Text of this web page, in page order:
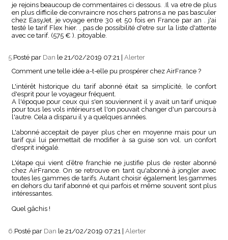
je rejoins beaucoup de commentaires ci dessous. .Il va etre de plus
en plus difficile de convraincre nos chers patrons a ne pas basculer
chez EasyJet. je voyage entre 30 et 50 fois en France par an . j'ai
testé le tarif Flex hier. , pas de possibilité d'etre sur la liste d'attente
avec ce tarif. (575 € ). pitoyable.
5.Posté par Dan le 21/02/2019 07:21 Alerter
Comment une telle idée a-t-elle pu prospérer chez AirFrance ?
L'intérêt historique du tarif abonné était sa simplicité, le confort
d'esprit pour le voyageur fréquent.
A l'époque pour ceux qui s'en souviennent il y avait un tarif unique
pour tous les vols intérieurs et l'on pouvait changer d'un parcours à
l'autre. Cela a disparu il y a quelques années.
L'abonné acceptait de payer plus cher en moyenne mais pour un
tarif qui lui permettait de modifier à sa guise son vol. un confort
d'esprit inégalé.
L'étape qui vient d’être franchie ne justifie plus de rester abonné
chez AirFrance. On se retrouve en tant qu'abonné à jongler avec
toutes les gammes de tarifs. Autant choisir également les gammes
en dehors du tarif abonné et qui parfois et même souvent sont plus
intéressantes.
Quel gâchis !
6. Posté par Dan le 21/02/2019 07:21 | Alerter